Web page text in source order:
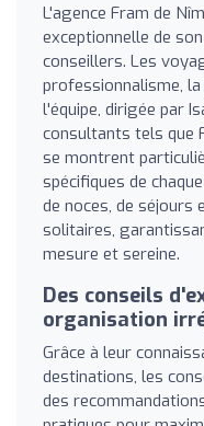
L'agence Fram de
exceptionnelle de
conseillers. Les
professionnalisme,
l'équipe, dirigée par
consultants tels que
se montrent
spécifiques de
de noces, de séjours
solitaires,
mesure et sereine.
Des conseils
organisation
Grâce à leur
destinations, les
des